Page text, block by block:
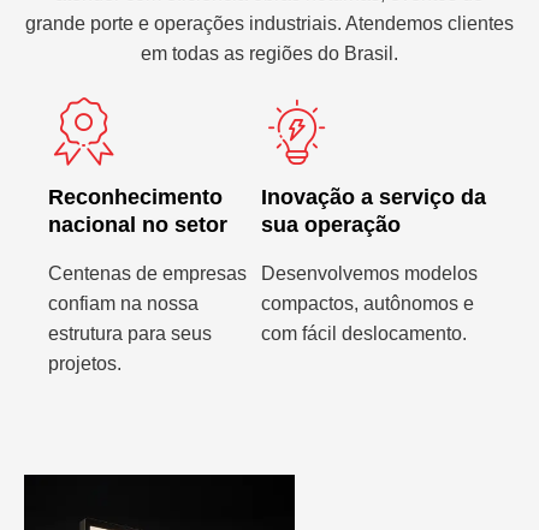
grande porte e operações industriais. Atendemos clientes
em todas as regiões do Brasil.
Reconhecimento
nacional no setor
Centenas de empresas
confiam na nossa
estrutura para seus
projetos.
Inovação a serviço da
sua operação
Desenvolvemos modelos
compactos, autônomos e
com fácil deslocamento.